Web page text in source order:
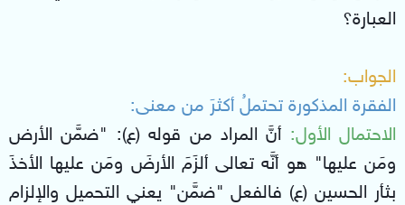
العبارة؟
الجواب:
الفقرة المذكورة تحتملُ أكثرَ من معنى:
الاحتمال الأول: أنَّ المراد من قوله (ع): "ضمَّن الأرض
ومَن عليها" هو أنَّه تعالى ألزَمَ الأرضَ ومَن عليها الأخذَ
بثأر الحسين (ع) فالفعل "ضمَّن" يعني التحميل والإلزام